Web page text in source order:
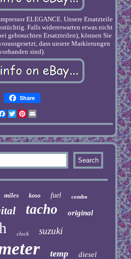
ELEGANCE. Unsere Ersatzteile
Falls widererwarten etwas nicht
gebrauchten Ersatzteilen), können Sie
dass unsere Markierungen
sind).
Share
Facebook
TwitterPinterest
miles koso fuel combo
tacho original
clock suzuki
temp diesel